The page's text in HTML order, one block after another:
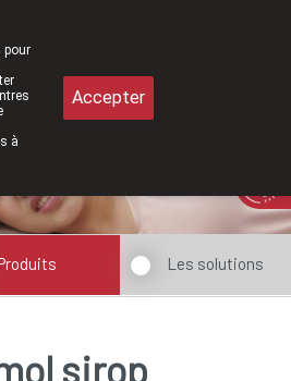
Les solutions
sirop
pour
à
Accepter